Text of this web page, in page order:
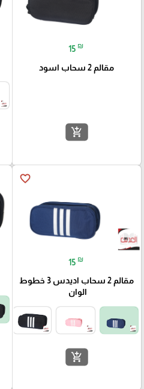
15 ₪
مقالم 2 سحاب اسود
add_shopping_cart
favorite_border
15 ₪
مقالم 2 سحاب اديدس 3 خطوط
الوان
add_shopping_cart